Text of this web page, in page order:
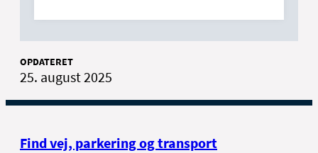
OPDATERET
25. august 2025
Find vej, parkering og transport